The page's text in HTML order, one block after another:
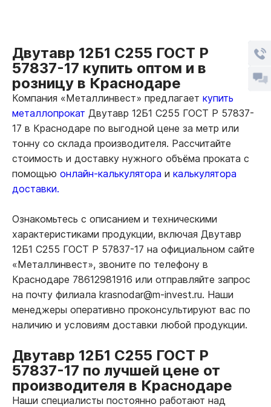
Двутавр 12Б1 С255 ГОСТ Р
57837-17 купить оптом и в
розницу в Краснодаре
Компания «Металлинвест» предлагает купить
металлопрокат Двутавр 12Б1 С255 ГОСТ Р 57837-
17 в Краснодаре по выгодной цене за метр или
тонну со склада производителя. Рассчитайте
стоимость и доставку нужного объёма проката с
помощью онлайн-калькулятора и калькулятора
доставки.
Ознакомьтесь с описанием и техническими
характеристиками продукции, включая Двутавр
12Б1 С255 ГОСТ Р 57837-17 на официальном сайте
«Металлинвест», звоните по телефону в
Краснодаре 78612981916 или отправляйте запрос
на почту филиала krasnodar@m-invest.ru. Наши
менеджеры оперативно проконсультируют вас по
наличию и условиям доставки любой продукции.
Двутавр 12Б1 С255 ГОСТ Р
57837-17 по лучшей цене от
производителя в Краснодаре
Наши специалисты постоянно работают над